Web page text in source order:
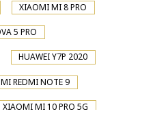
XIAOMI MI 8 PRO
5 PRO
HUAWEI Y7P 2020
REDMI NOTE 9
XIAOMI MI 10 PRO 5G